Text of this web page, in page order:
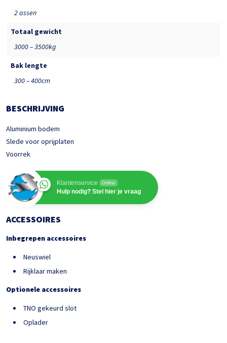
2 assen
Totaal gewicht
3000 – 3500kg
Bak lengte
300 – 400cm
BESCHRIJVING
Aluminium bodem
Slede voor oprijplaten
Voorrek
Klantenservice Online
Hulp nodig? Stel hier je vraag
ACCESSOIRES
Inbegrepen accessoires
Neuswiel
Rijklaar maken
Optionele accessoires
TNO gekeurd slot
Oplader